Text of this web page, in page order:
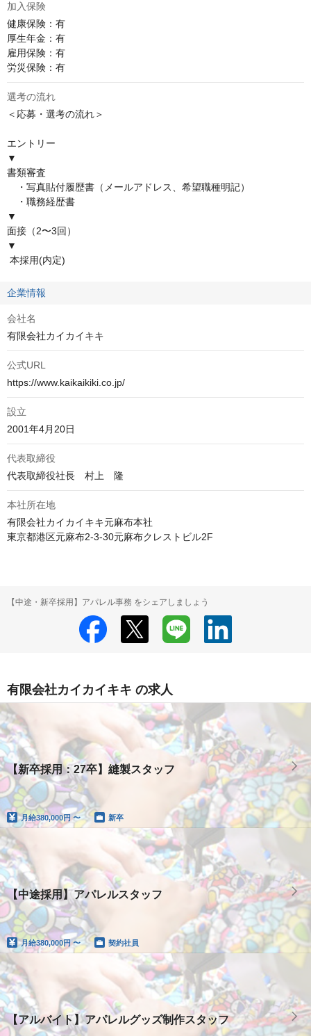
加入保険
健康保険：有
厚⽣年⾦：有
雇⽤保険：有
労災保険：有
選考の流れ
＜応募・選考の流れ＞
エントリー
▼
書類審査
・写真貼付履歴書（メールアドレス、希望職種明記）
・職務経歴書
▼
面接（2〜3回）
▼
本採用(内定)
企業情報
会社名
有限会社カイカイキキ
公式URL
https://www.kaikaikiki.co.jp/
設立
2001年4月20日
代表取締役
代表取締役社長　村上　隆
本社所在地
有限会社カイカイキキ元麻布本社
東京都港区元麻布2-3-30元麻布クレストビル2F
【中途・新卒採用】アパレル事務 をシェアしましょう
有限会社カイカイキキ の求人
【新卒採用：27卒】縫製スタッフ
月給380,000円 〜 新卒
【中途採用】アパレルスタッフ
月給380,000円 〜 契約社員
【アルバイト】アパレルグッズ制作スタッフ